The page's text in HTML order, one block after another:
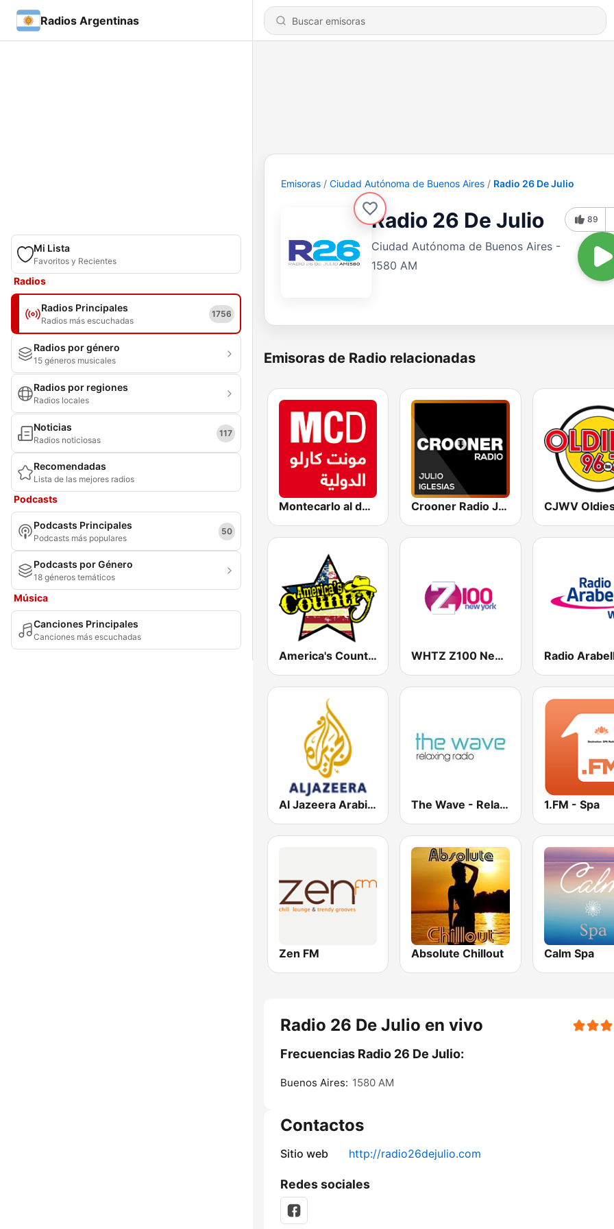
Radios Argentinas
Mi Lista
Favoritos y Recientes
Radios
Radios Principales
Radios más escuchadas
1756
Radios por género
15 géneros musicales
Radios por regiones
Radios locales
Noticias
Radios noticiosas
117
Recomendadas
Lista de las mejores radios
Podcasts
Podcasts Principales
Podcasts más populares
50
Podcasts por Género
18 géneros temáticos
Música
Canciones Principales
Canciones más escuchadas
Emisoras Ciudad Autónoma de Buenos Aires Radio 26 De Julio
Radio 26 De Julio
Ciudad Autónoma de Buenos Aires -
1580 AM
89
Emisoras de Radio relacionadas
Montecarlo al doualiya (مونت كارلو الدولية) Crooner Radio Julio Iglesias
America's Country WHTZ Z100 New York Radio
Al Jazeera Arabic (قناة الجزيرة) The Wave - Relaxing radio 1.FM - Spa
Zen FM Absolute Chillout Calm Spa
Radio 26 De Julio en vivo
Frecuencias Radio 26 De Julio:
Buenos Aires: 1580 AM
Contactos
Sitio web http://radio26dejulio.com
Redes sociales